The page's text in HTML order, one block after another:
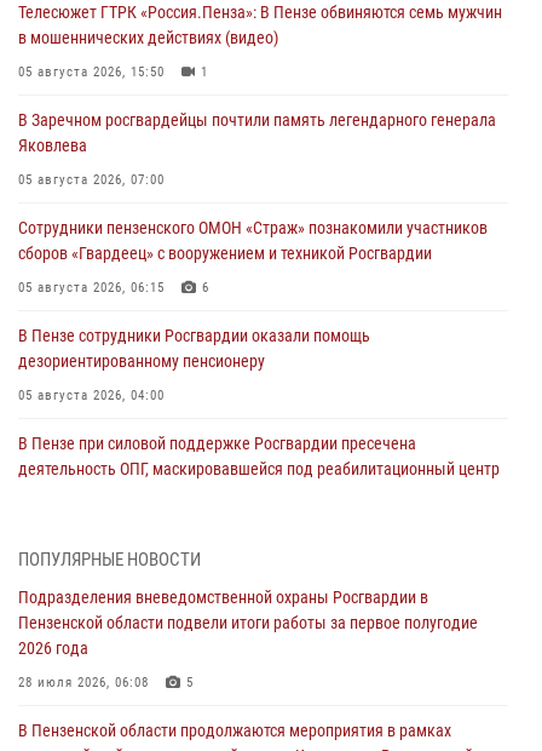
Телесюжет ГТРК «Россия.Пенза»: В Пензе обвиняются семь мужчин
в мошеннических действиях (видео)
05 августа 2026, 15:50 1
В Заречном росгвардейцы почтили память легендарного генерала
Яковлева
05 августа 2026, 07:00
Сотрудники пензенского ОМОН «Страж» познакомили участников
сборов «Гвардеец» с вооружением и техникой Росгвардии
05 августа 2026, 06:15 6
В Пензе сотрудники Росгвардии оказали помощь
дезориентированному пенсионеру
05 августа 2026, 04:00
В Пензе при силовой поддержке Росгвардии пресечена
деятельность ОПГ, маскировавшейся под реабилитационный центр
работы за первое полугодие 2026 года
Росгвардия обеспечила безопасность праздничных мероприятий в
1
ПОПУЛЯРНЫЕ НОВОСТИ
Подразделения вневедомственной охраны Росгвардии в
Пензенской области подвели итоги работы за первое полугодие
2026 года
28 июля 2026, 06:08 5
В Пензенской области продолжаются мероприятия в рамках